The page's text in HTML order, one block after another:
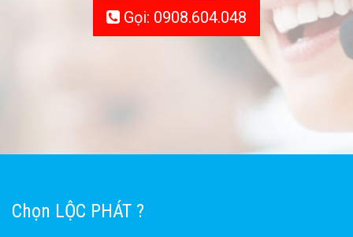
Gọi: 0908.604.048
Chọn LỘC PHÁT ?